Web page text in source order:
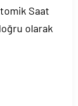
Saat
olarak